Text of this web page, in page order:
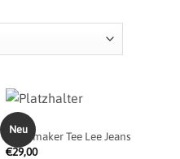
Neu
Jeansmaker Tee Lee Jeans
€29,00